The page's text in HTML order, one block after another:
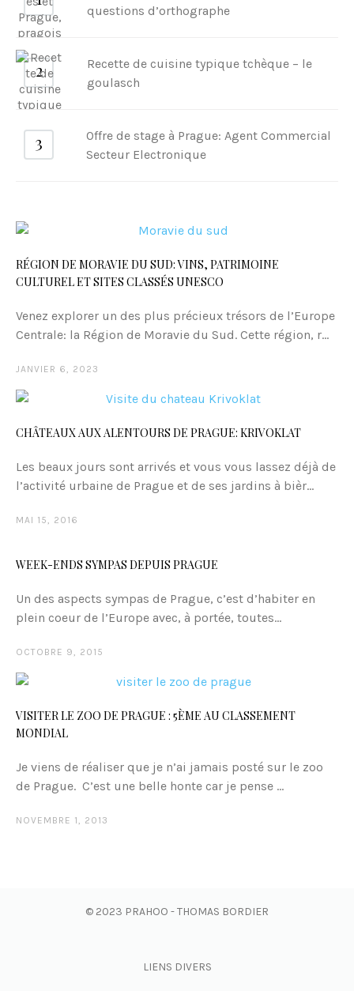
questions d’orthographe
Recette de cuisine typique tchèque – le
goulasch
Offre de stage à Prague: Agent Commercial
Secteur Electronique
RÉGION DE MORAVIE DU SUD: VINS, PATRIMOINE
CULTUREL ET SITES CLASSÉS UNESCO
Venez explorer un des plus précieux trésors de l’Europe
Centrale: la Région de Moravie du Sud. Cette région, r...
JANVIER 6, 2023
CHÂTEAUX AUX ALENTOURS DE PRAGUE: KRIVOKLAT
Les beaux jours sont arrivés et vous vous lassez déjà de
l’activité urbaine de Prague et de ses jardins à bièr...
MAI 15, 2016
WEEK-ENDS SYMPAS DEPUIS PRAGUE
Un des aspects sympas de Prague, c’est d’habiter en
plein coeur de l’Europe avec, à portée, toutes...
OCTOBRE 9, 2015
VISITER LE ZOO DE PRAGUE : 5ÈME AU CLASSEMENT
MONDIAL
Je viens de réaliser que je n’ai jamais posté sur le zoo
de Prague. C’est une belle honte car je pense ...
NOVEMBRE 1, 2013
© 2023 PRAHOO - THOMAS BORDIER
LIENS DIVERS